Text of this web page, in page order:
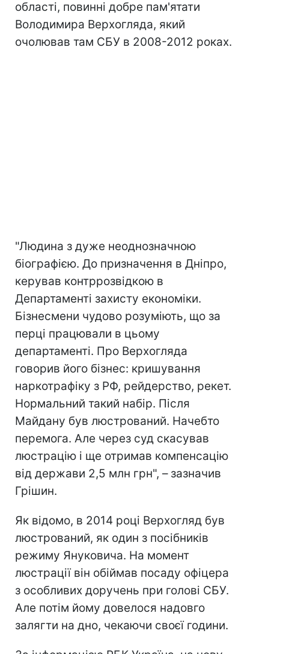
області, повинні добре пам'ятати
Володимира Верхогляда, який
очолював там СБУ в 2008-2012 роках.
"Людина з дуже неоднозначною
біографією. До призначення в Дніпро,
керував контррозвідкою в
Департаменті захисту економіки.
Бізнесмени чудово розуміють, що за
перці працювали в цьому
департаменті. Про Верхогляда
говорив його бізнес: кришування
наркотрафіку з РФ, рейдерство, рекет.
Нормальний такий набір. Після
Майдану був люстрований. Начебто
перемога. Але через суд скасував
люстрацію і ще отримав компенсацію
від держави 2,5 млн грн", – зазначив
Грішин.
Як відомо, в 2014 році Верхогляд був
люстрований, як один з посібників
режиму Януковича. На момент
люстрації він обіймав посаду офіцера
з особливих доручень при голові СБУ.
Але потім йому довелося надовго
залягти на дно, чекаючи своєї години.